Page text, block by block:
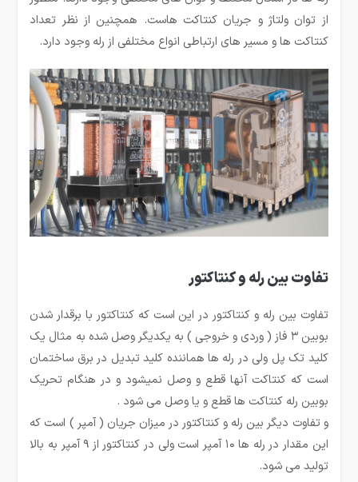
از توان ولتاژ و جریان کنتاکت هاست. همچنین از نظر تعداد
کنتاکت ها و مسیر های ارتباطی انواع مختلفی از رله وجود دارد.
تفاوت بین رله و کنتاکتور
تفاوت بین رله و کنتاکتور در این است که کنتاکتور با برقدار شدن
بوبین ۳ فاز ( وردی و خروجی ) به یکدیگر وصل شده به مثال یک
کلید تک پل ولی در رله ها هماننده کلید تبدیل در برق ساختمان
است که کنتاکت آنها قطع و وصل نمیشود و در هنگام تحریک
بوبین رله کنتاکت ها قطع و یا وصل می شود .
و تفاوت دیگر بین رله و کنتاکتور در میزان جریان ( آمپر ) است که
این مقدار در رله ها ۱۰ آمپر است ولی در کنتاکتور از ۹ آمپر به بالا
تولید می شود.